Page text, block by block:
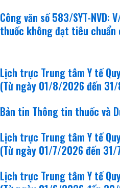
Công văn số 583/SYT-NVD:
thuốc không đạt tiêu chuẩn
Lịch trực Trung tâm Y tế
(Từ ngày 01/8/2026 đến
Bản tin Thông tin thuốc và
Lịch trực Trung tâm Y tế
(Từ ngày 01/7/2026 đến
Lịch trực Trung tâm Y tế